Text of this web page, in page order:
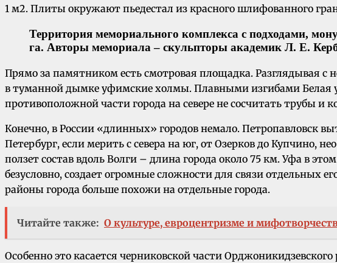
1 м2. Плиты окружают пьедестал из красного шлифованного
Территория мемориального комплекса с подходами,
га. Авторы мемориала – скульпторы академик Л. Е.
Прямо за памятником есть смотровая площадка. Разглядывая с
в туманной дымке уфимские холмы. Плавными изгибами Белая
противоположной части города на севере не сосчитать трубы
Конечно, в России «длинных» городов немало. Петропавловск
Петербург, если мерить с севера на юг, от Озерков до Купчино,
ползет состав вдоль Волги – длина города около 75 км. Уфа в
безусловно, создает огромные сложности для связи отдельных
районы города больше похожи на отдельные города.
Читайте также: О культуре, евроцентризме и
Особенно это касается черниковской части